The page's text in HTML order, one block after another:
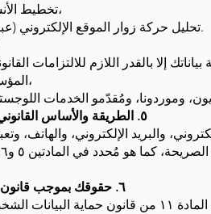
تخطيط الأنشطة التجارية والتشغيلية،
تحليل حركة زوار الموقع الإلكتروني (عبر ملفات تعريف الارتباط).
المؤسسات العامة المُصرّح لها،
٥. الطريقة والأساس القانوني لجمع البيانات الشخصية
٦. حقوقك بموجب قانون حماية البيانات الشخصية